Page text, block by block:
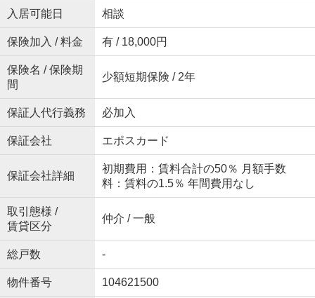
入居可能日 相談
保険加入 / 料金 有 / 18,000円
保険名 / 保険期
間
少額短期保険 / 2年
保証人代行義務 必加入
保証会社 エポスカード
保証会社詳細
初期費用：賃料合計の50％ 月額手数
料：賃料の1.5％ 年間費用なし
取引態様 /
賃貸区分
仲介 / 一般
総戸数 -
物件番号 104621500